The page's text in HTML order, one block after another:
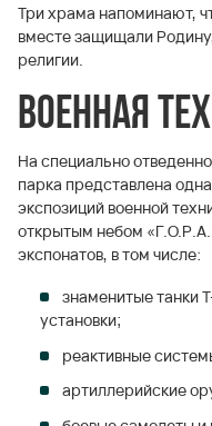
Три храма напоминают,
вместе защищали
религии.
Военная
На специально
парка представлена
экспозиций военной
открытым небом
экспонатов, в том числе:
знаменитые танки
установки;
реактивные
артиллерийские